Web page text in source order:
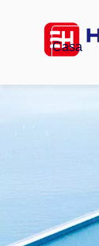
Casa